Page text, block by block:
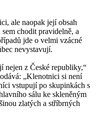
ale naopak její obsah
chodit pravidelně, a
jde o velmi vzácné
nevystavují.
nejen z České republiky,“
„Klenotnici si není
vstupují po skupinkách s
sálu ke skleněným
zlatých a stříbrných